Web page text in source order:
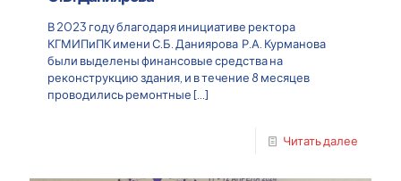
В 2023 году благодаря инициативе ректора
КГМИПиПК имени С.Б. Даниярова Р.А. Курманова
были выделены финансовые средства на
реконструкцию здания, и в течение 8 месяцев
проводились ремонтные[…]
Читать далее